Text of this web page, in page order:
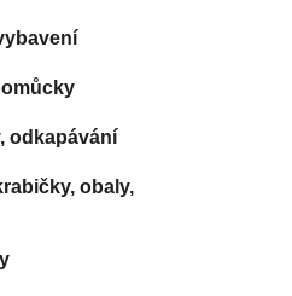
odkapávání
obaly,